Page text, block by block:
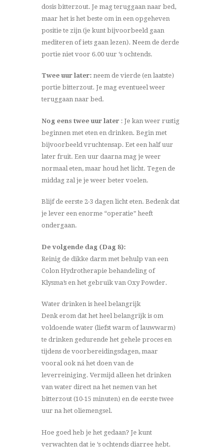
dosis bitterzout. Je mag teruggaan naar bed,
maar het is het beste om in een opgeheven
positie te zijn (je kunt bijvoorbeeld gaan
mediteren of iets gaan lezen). Neem de derde
portie niet voor 6.00 uur ‘s ochtends.
Twee uur later: neem de vierde (en laatste)
portie bitterzout. Je mag eventueel weer
teruggaan naar bed.
Nog eens twee uur later : Je kan weer rustig
beginnen met eten en drinken. Begin met
bijvoorbeeld vruchtensap. Eet een half uur
later fruit. Een uur daarna mag je weer
normaal eten, maar houd het licht. Tegen de
middag zal je je weer beter voelen.
Blijf de eerste 2-3 dagen licht eten. Bedenk dat
je lever een enorme “operatie” heeft
ondergaan.
De volgende dag (Dag 8):
Reinig de dikke darm met behulp van een
Colon Hydrotherapie behandeling of
Klysma’s en het gebruik van Oxy Powder.
Water drinken is heel belangrijk
Denk erom dat het heel belangrijk is om
voldoende water (liefst warm of lauwwarm)
te drinken gedurende het gehele proces en
tijdens de voorbereidingsdagen, maar
vooral ook ná het doen van de
leverreiniging. Vermijd alleen het drinken
van water direct na het nemen van het
bitterzout (10-15 minuten) en de eerste twee
uur na het oliemengsel.
Hoe goed heb je het gedaan? Je kunt
verwachten dat je ‘s ochtends diarree hebt.